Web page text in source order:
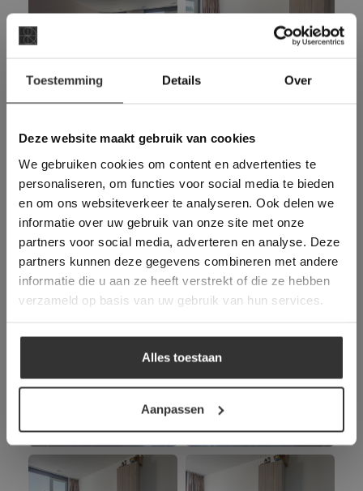
Toestemming Details Over
Deze website maakt gebruik van cookies
We gebruiken cookies om content en advertenties te
personaliseren, om functies voor social media te bieden
en om ons websiteverkeer te analyseren. Ook delen we
informatie over uw gebruik van onze site met onze
partners voor social media, adverteren en analyse. Deze
partners kunnen deze gegevens combineren met andere
informatie die u aan ze heeft verstrekt of die ze hebben
verzameld op basis van uw gebruik van hun services.
Alles toestaan
Aanpassen
Deze website maakt
gebruik van cookies.
This Cookie Banner was deleted and is no
longer working. Please contact the website
administrator.
Deze website gebruikt cookies om de
gebruikerservaring te verbeteren. Door
gebruik te maken van onze website geeft u
toestemming voor alle cookies in
overeenstemming met ons cookiebeleid.Lees
verder
ALLES ACCEPTEREN
ALLES AFWIJZEN
DETAILS WEERGEVEN